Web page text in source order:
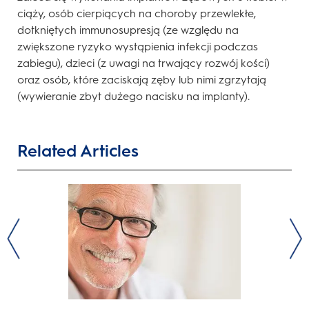
ciąży, osób cierpiących na choroby przewlekłe,
dotkniętych immunosupresją (ze względu na
zwiększone ryzyko wystąpienia infekcji podczas
zabiegu), dzieci (z uwagi na trwający rozwój kości)
oraz osób, które zaciskają zęby lub nimi zgrzytają
(wywieranie zbyt dużego nacisku na implanty).
Related Articles